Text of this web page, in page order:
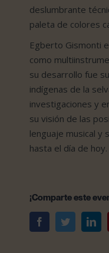
deslumbrante
paleta de colores
Egberto Gismonti
como
su desarrollo fue
indígenas de la
investigaciones y
su visión de las
lenguaje musical y
hasta el día de hoy.
¡Comparte este
FacebookTwitter